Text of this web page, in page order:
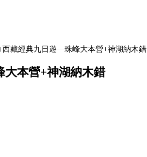
西藏經典九日遊—珠峰大本營+神湖納木錯
本營+神湖納木錯